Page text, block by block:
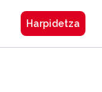
Harpidetzа